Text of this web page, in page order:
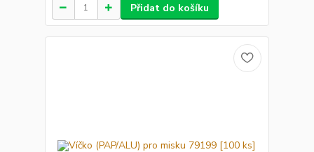
Přidat do košíku